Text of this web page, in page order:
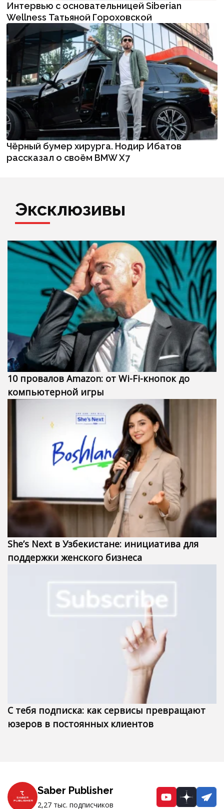
Интервью с основательницей Siberian
Wellness Татьяной Гороховской
Чёрный бумер хирурга. Нодир Ибатов
рассказал о своём BMW X7
Эксклюзивы
10 провалов Amazon: от Wi-Fi-кнопок до
компьютерной игры
She’s Next в Узбекистане: инициатива для
поддержки женского бизнеса
С тебя подписка: как сервисы превращают
юзеров в постоянных клиентов
Saber Publisher
2,27 тыс. подписчиков
YouTubeDzen